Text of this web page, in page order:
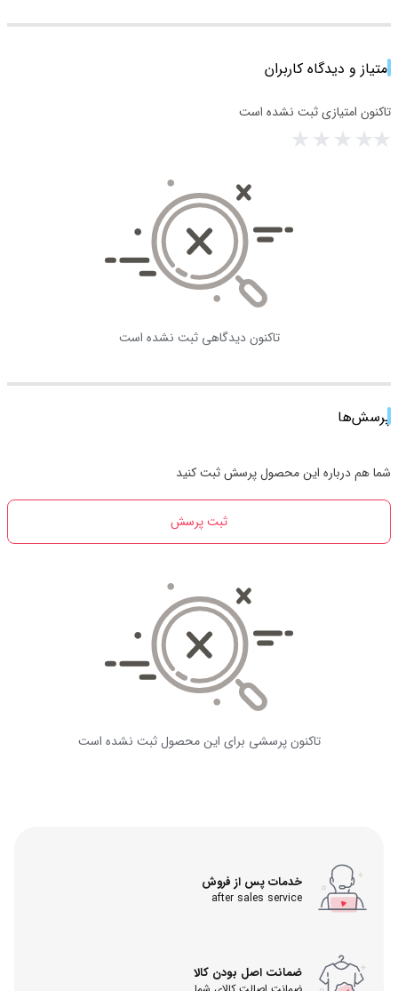
امتیاز و دیدگاه کاربران
تاکنون امتیازی ثبت نشده است
تاکنون دیدگاهی ثبت نشده است
پرسش‌ها
شما هم درباره این محصول پرسش ثبت کنید
ثبت پرسش
تاکنون پرسشی برای این محصول ثبت نشده است
خدمات پس از فروش
after sales service
ضمانت اصل بودن کالا